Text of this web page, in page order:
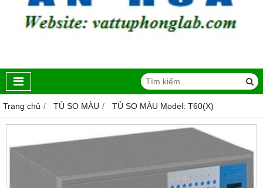
Trang chủ TỦ SO MÀU TỦ SO MÀU Model: T60(X)